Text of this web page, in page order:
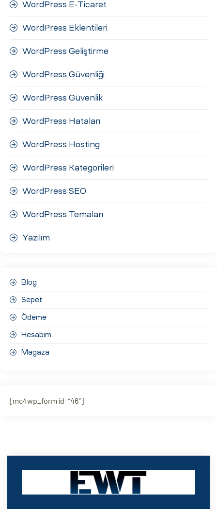
WordPress E-Ticaret
WordPress Eklentileri
WordPress Geliştirme
WordPress Güvenliği
WordPress Güvenlik
WordPress Hataları
WordPress Hosting
WordPress Kategorileri
WordPress SEO
WordPress Temaları
Yazılım
Blog
Sepet
Ödeme
Hesabım
Magaza
[mc4wp_form id=”46″]